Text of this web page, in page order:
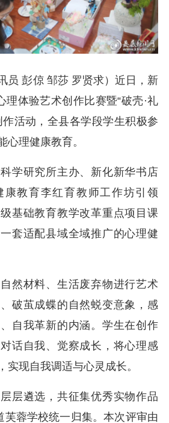
员 彭倞 邹莎 罗贤求）近日，新
理体验艺术创作比赛暨“破壳·礼
作活动，全县各学段学生积极参
心理健康教育。
学研究所主办、新化新华书店
康教育李红育教师工作坊引领
基础教育教学改革重点项目课
套适配县域全域推广的心理健
然材料、生活废弃物进行艺术
破茧成蝶的自然蜕变意象，感
自我革新的内涵。学生在创作
话自我、觉察成长，将心理感
实现自我调适与心灵成长。
层遴选，共征集优秀实物作品
芙蓉学校统一归集。本次评审由